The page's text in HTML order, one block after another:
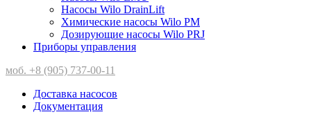
Насосы Wilo DrainLift
Химические насосы Wilo PM
Дозирующие насосы Wilo PRJ
Приборы управления
моб. +8 (905) 737-00-11
Доставка насосов
Документация